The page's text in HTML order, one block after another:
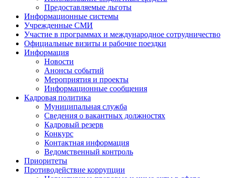
Предоставляемые льготы
Информационные системы
Учрежденные СМИ
Участие в программах и международное сотрудничество
Официальные визиты и рабочие поездки
Информация
Новости
Анонсы событий
Мероприятия и проекты
Информационные сообщения
Кадровая политика
Муниципальная служба
Сведения о вакантных должностях
Кадровый резерв
Конкурс
Контактная информация
Ведомственный контроль
Приоритеты
Противодействие коррупции